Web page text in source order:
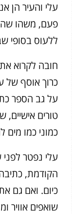
עלי והעיר הן
פעם, משהו
ללעוס בסופי
חובה לקרוא
כרוך אוסף של
על גב הספר
טורים אישיים,
כמוני כמו
עלי נפטר
הקודמת,
כיום. ואם גם
שואפים אוויר